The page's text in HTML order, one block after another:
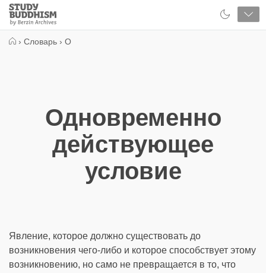
Close
Study
Buddhism
› Словарь › О
Одновременно
действующее
условие
Явление, которое должно существовать до
возникновения чего-либо и которое способствует этому
возникновению, но само не превращается в то, что